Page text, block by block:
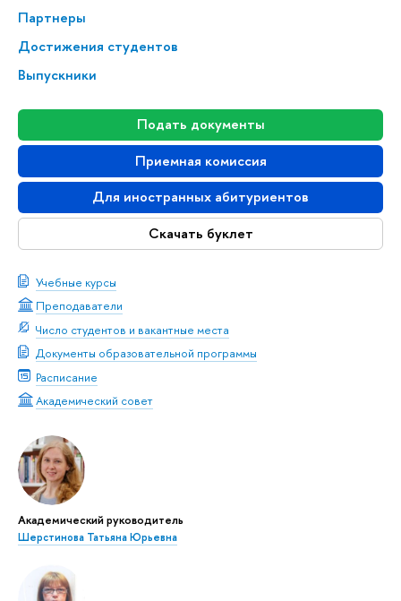
Партнеры
Достижения студентов
Выпускники
Подать документы
Приемная комиссия
Для иностранных абитуриентов
Скачать буклет
Учебные курсы
Преподаватели
Число студентов и вакантные места
Документы образовательной программы
Расписание
Академический совет
Академический руководитель
Шерстинова Татьяна Юрьевна